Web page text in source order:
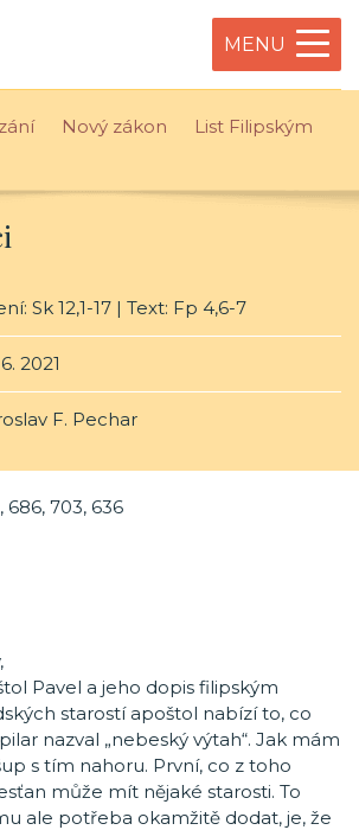
MENU
Nový zákon
List Filipským
Sk 12,1-17 | Text: Fp 4,6-7
2021
F. Pechar
686, 703, 636
Pavel a jeho dopis filipským
starostí apoštol nabízí to, co
nazval „nebeský výtah“. Jak mám
s tím nahoru. První, co z toho
může mít nějaké starosti. To
ale potřeba okamžitě dodat, je, že